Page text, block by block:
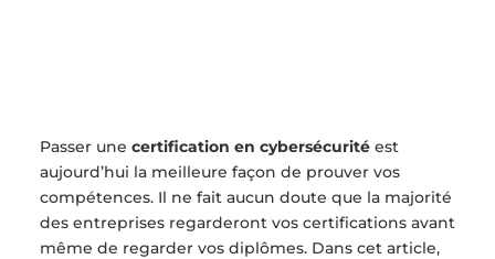
Passer une certification en cybersécuritéest
aujourd’hui la meilleure façon de prouver vos
compétences. Il ne fait aucun doute que la majorité
des entreprises regarderont vos certifications avant
même de regarder vos diplômes. Dans cet article,